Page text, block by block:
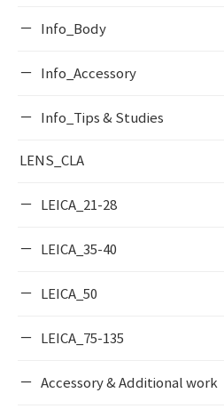
Info_Body
Info_Accessory
Info_Tips & Studies
LENS_CLA
LEICA_21-28
LEICA_35-40
LEICA_50
LEICA_75-135
Accessory & Additional work